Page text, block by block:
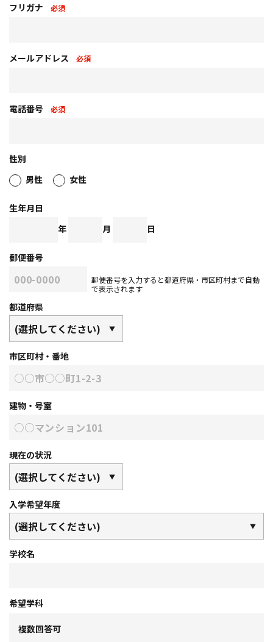
フリガナ 必須
メールアドレス 必須
電話番号 必須
性別
男性
女性
生年月日
年
月 日
郵便番号
郵便番号を入力すると都道府県・市区町村まで自動
で表示されます
都道府県
市区町村・番地
建物・号室
現在の状況
入学希望年度
学校名
希望学科
複数回答可